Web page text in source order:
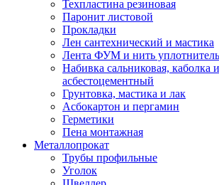
Техпластина резиновая
Паронит листовой
Прокладки
Лен сантехнический и мастика
Лента ФУМ и нить
Набивка сальниковая, каболка
асбестоцементный
Грунтовка, мастика и лак
Асбокартон и пергамин
Герметики
Пена монтажная
Металлопрокат
Трубы профильные
Уголок